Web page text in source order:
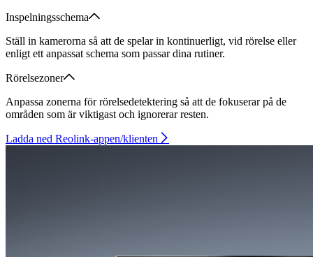
Inspelningsschema
Ställ in kamerorna så att de spelar in kontinuerligt, vid rörelse eller
enligt ett anpassat schema som passar dina rutiner.
Rörelsezoner
Anpassa zonerna för rörelsedetektering så att de fokuserar på de
områden som är viktigast och ignorerar resten.
Ladda ned Reolink-appen/klienten